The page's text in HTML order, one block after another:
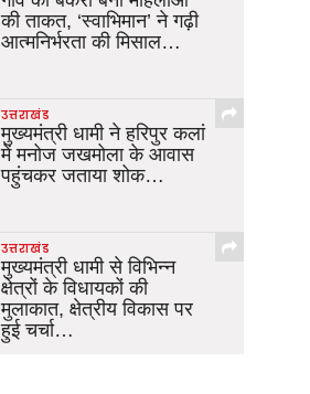
की ताकत, ‘स्वाभिमान’ ने गढ़ी
आत्मनिर्भरता की मिसाल…
उत्तराखंड
मुख्यमंत्री धामी ने हरिपुर कलां
में मनोज जखमोला के आवास
पहुंचकर जताया शोक…
उत्तराखंड
मुख्यमंत्री धामी से विभिन्न
क्षेत्रों के विधायकों की
मुलाकात, क्षेत्रीय विकास पर
हुई चर्चा…